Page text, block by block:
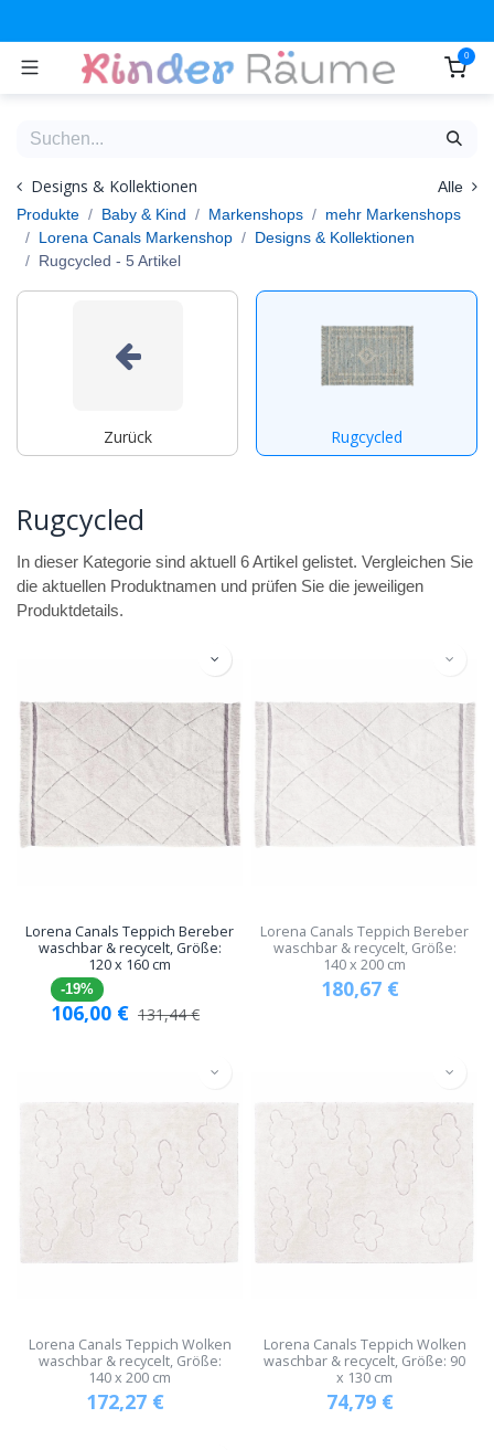
0
Designs & Kollektionen
Alle
Produkte
Baby & Kind Markenshops
mehr Markenshops
Lorena Canals Markenshop
Designs & Kollektionen
Rugcycled - 5 Artikel
Zurück Rugcycled
Rugcycled
In dieser Kategorie sind aktuell 6 Artikel gelistet. Vergleichen Sie
die aktuellen Produktnamen und prüfen Sie die jeweiligen
Produktdetails.
Lorena Canals Teppich Bereber
waschbar & recycelt, Größe:
120 x 160 cm
-19%
106,00 € 131,44€
Lorena Canals Teppich Bereber
waschbar & recycelt, Größe:
140 x 200 cm
180,67 €
Lorena Canals Teppich Wolken
waschbar & recycelt, Größe:
140 x 200 cm
172,27 €
Lorena Canals Teppich Wolken
waschbar & recycelt, Größe: 90
x 130 cm
74,79 €